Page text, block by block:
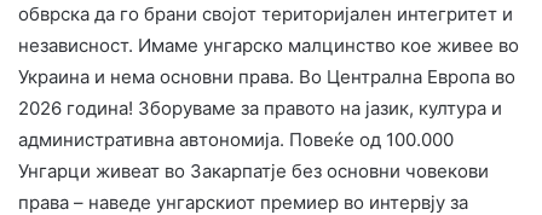
обврска да го брани својот територијален интегритет и
независност. Имаме унгарско малцинство кое живее во
Украина и нема основни права. Во Централна Европа во
2026 година! Зборуваме за правото на јазик, култура и
административна автономија. Повеќе од 100.000
Унгарци живеат во Закарпатје без основни човекови
права – наведе унгарскиот премиер во интервју за